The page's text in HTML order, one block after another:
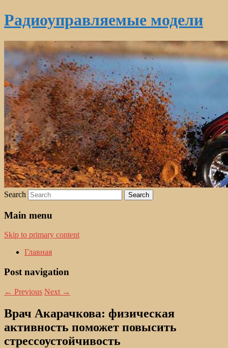
Радиоуправляемые модели
Search
Main menu
Skip to primary content
Главная
Post navigation
← Previous Next →
Врач Акарачкова: физическая
активность поможет повысить
стрессоустойчивость